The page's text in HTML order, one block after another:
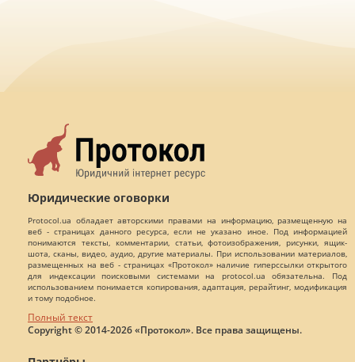
Юридические оговорки
Protocol.ua обладает авторскими правами на информацию, размещенную на
веб - страницах данного ресурса, если не указано иное. Под информацией
понимаются тексты, комментарии, статьи, фотоизображения, рисунки, ящик-
шота, сканы, видео, аудио, другие материалы. При использовании материалов,
размещенных на веб - страницах «Протокол» наличие гиперссылки открытого
для индексации поисковыми системами на protocol.ua обязательна. Под
использованием понимается копирования, адаптация, рерайтинг, модификация
и тому подобное.
Полный текст
Copyright © 2014-2026 «Протокол». Все права защищены.